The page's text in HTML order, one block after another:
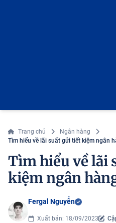
Trang chủ
Ngân hàng
Tìm hiểu về lãi suất gửi tiết kiệm ngân
Tìm hiểu về lãi
kiệm ngân
Fergal Nguyễn
Xuất bản: 18/09/2023